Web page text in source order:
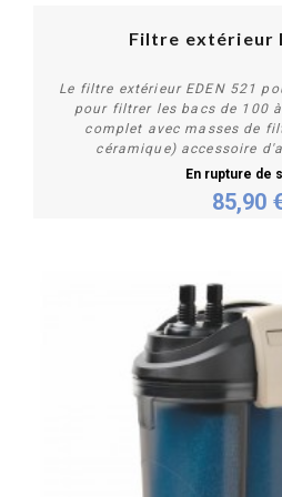
Plus de
Filtre extérieur
Le filtre extérieur EDEN 521
pour filtrer les bacs de 100
complet avec masses de
céramique) accessoire
En rupture de
85,90